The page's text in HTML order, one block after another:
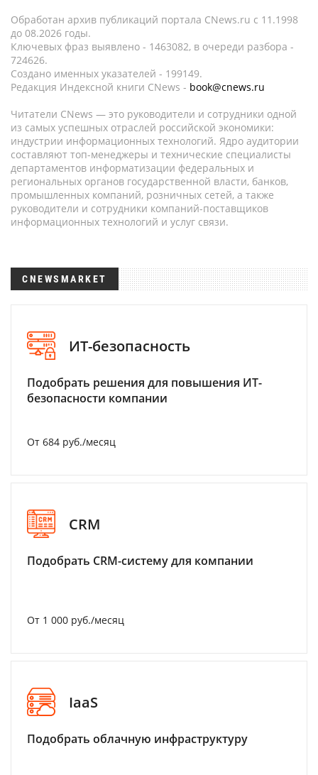
Обработан архив публикаций портала CNews.ru c 11.1998
до 08.2026 годы.
Ключевых фраз выявлено - 1463082, в очереди разбора -
724626.
Создано именных указателей - 199149.
Редакция Индексной книги CNews - book@cnews.ru
Читатели CNews — это руководители и сотрудники одной
из самых успешных отраслей российской экономики:
индустрии информационных технологий. Ядро аудитории
составляют топ-менеджеры и технические специалисты
департаментов информатизации федеральных и
региональных органов государственной власти, банков,
промышленных компаний, розничных сетей, а также
руководители и сотрудники компаний-поставщиков
информационных технологий и услуг связи.
CNEWSMARKET
ИТ-безопасность
Подобрать решения для повышения ИТ-
безопасности компании
От 684 руб./месяц
CRM
Подобрать CRM-систему для компании
От 1 000 руб./месяц
IaaS
Подобрать облачную инфраструктуру